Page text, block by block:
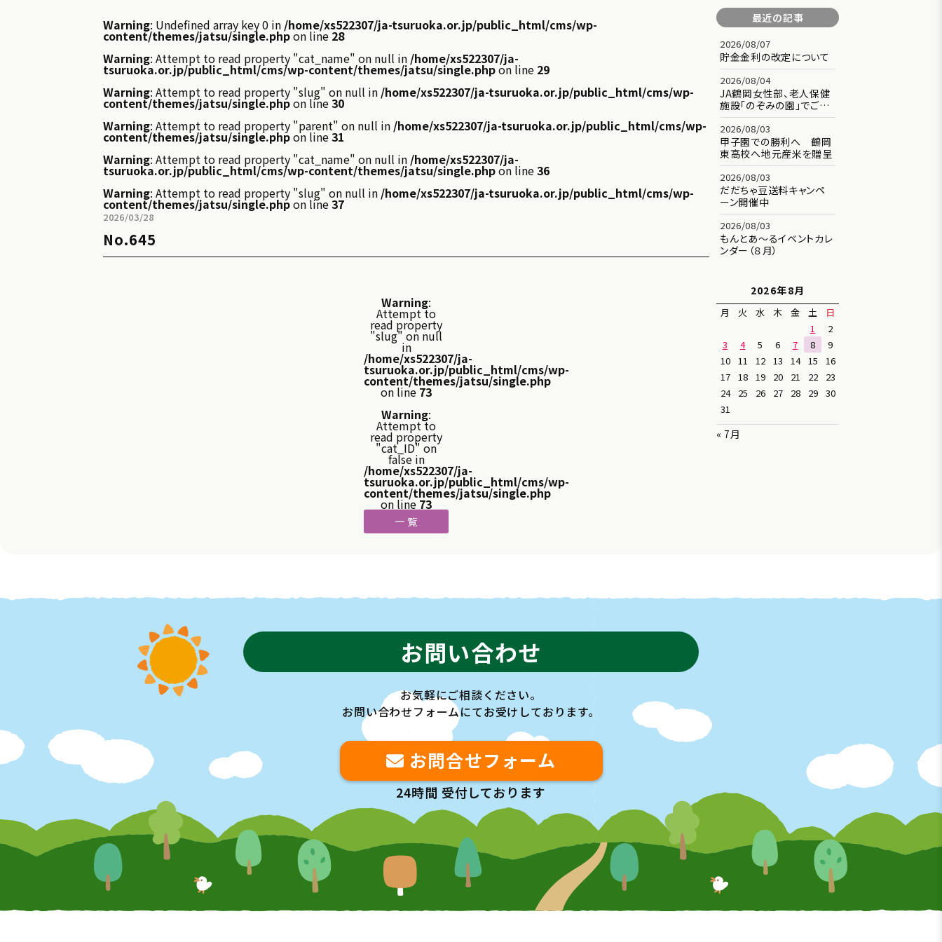
Warning: Undefined array key 0 in /home/xs522307/ja-tsuruoka.or.jp/public_html/cms/wp-
content/themes/jatsu/single.phpon line 28
Warning: Attempt to read property "cat_name" on null in /home/xs522307/ja-
tsuruoka.or.jp/public_html/cms/wp-content/themes/jatsu/single.phpon line 29
Warning: Attempt to read property "slug" on null in /home/xs522307/ja-tsuruoka.or.jp/public_html/cms/wp-
content/themes/jatsu/single.phpon line30
Warning: Attempt to read property "parent" on null in /home/xs522307/ja-tsuruoka.or.jp/public_html/cms/wp-
content/themes/jatsu/single.phpon line31
Warning: Attempt to read property "cat_name" on null in /home/xs522307/ja-
tsuruoka.or.jp/public_html/cms/wp-content/themes/jatsu/single.phpon line36
Warning: Attempt to read property "slug" on null in /home/xs522307/ja-tsuruoka.or.jp/public_html/cms/wp-
content/themes/jatsu/single.phpon line37
2026/03/28
No.645
Warning:
Attempt to
read property
"slug" on null
in
/home/xs522307/ja-
tsuruoka.or.jp/public_html/cms/wp-
content/themes/jatsu/single.php
on line 73
Warning:
Attempt to
read property
"cat_ID" on
false in
/home/xs522307/ja-
tsuruoka.or.jp/public_html/cms/wp-
content/themes/jatsu/single.php
on line 73
一 覧
最近の記事
2026/08/07
貯金金利の改定について
2026/08/04
JA鶴岡女性部、老人保健
施設「のぞみの園」でご…
2026/08/03
甲子園での勝利へ 鶴岡
東高校へ地元産米を贈呈
2026/08/03
だだちゃ豆送料キャンペ
ーン開催中
2026/08/03
もんとあ～るイベントカレ
ンダー（８月）
2026年8月
月 火 水 木 金 土
日
1
2
3
4 5 6 7 8
9
10
11 12 13 14 15
16
17
18 19 20 21 22
23
24
25 26 27 28 29
30
31
« 7月
お問い合わせ
お気軽にご相談ください。
お問い合わせフォームにてお受けしております。
お問合せフォーム
24時間 受付しております